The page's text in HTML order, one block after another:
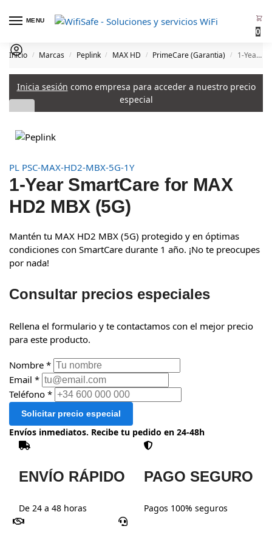
MENU
0
Inicio / Marcas / Peplink / MAX HD / PrimeCare (Garantia) / 1-Year SmartCare for MAX HD2 MBX (5G)
Inicia sesión como empresa para acceder a nuestro precio
especial
PL PSC-MAX-HD2-MBX-5G-1Y
1-Year SmartCare for MAX
HD2 MBX (5G)
Mantén tu MAX HD2 MBX (5G) protegido y en óptimas
condiciones con SmartCare durante 1 año. ¡No te preocupes
por nada!
Consultar precios especiales
Rellena el formulario y te contactamos con el mejor precio
para este producto.
Nombre *
Email *
Teléfono *
Solicitar precio especial
Envíos inmediatos. Recibe tu pedido en 24-48h
ENVÍO RÁPIDO
De 24 a 48 horas
PAGO SEGURO
Pagos 100% seguros